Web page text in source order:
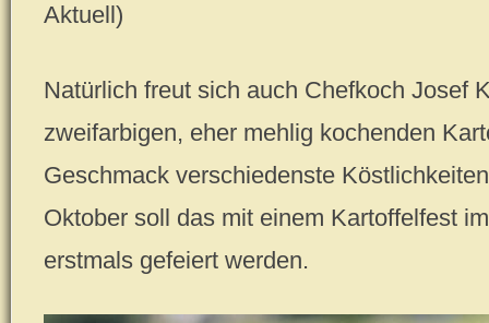
Aktuell)
Natürlich freut sich auch Chefkoch Josef
zweifarbigen, eher mehlig kochenden
Geschmack verschiedenste
Oktober soll das mit einem Kartoffelfest
erstmals gefeiert werden.